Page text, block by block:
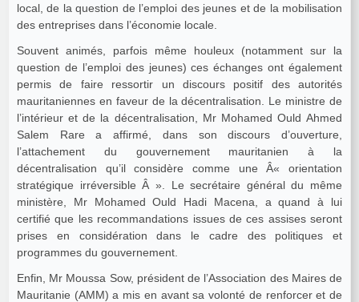
local, de la question de l’emploi des jeunes et de la mobilisation
des entreprises dans l’économie locale.
Souvent animés, parfois même houleux (notamment sur la
question de l’emploi des jeunes) ces échanges ont également
permis de faire ressortir un discours positif des autorités
mauritaniennes en faveur de la décentralisation. Le ministre de
l’intérieur et de la décentralisation, Mr Mohamed Ould Ahmed
Salem Rare a affirmé, dans son discours d’ouverture,
l’attachement du gouvernement mauritanien à la
décentralisation qu’il considère comme une Â« orientation
stratégique irréversible Â ». Le secrétaire général du même
ministère, Mr Mohamed Ould Hadi Macena, a quand à lui
certifié que les recommandations issues de ces assises seront
prises en considération dans le cadre des politiques et
programmes du gouvernement.
Enfin, Mr Moussa Sow, président de l’Association des Maires de
Mauritanie (AMM) a mis en avant sa volonté de renforcer et de